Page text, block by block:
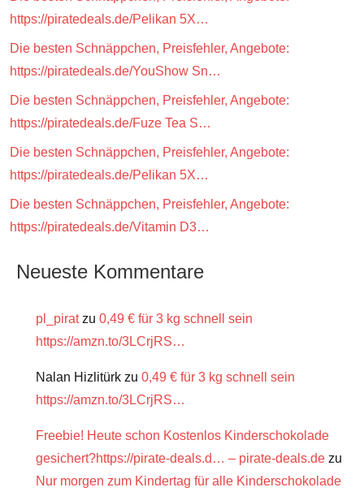
https://piratedeals.de/Pelikan 5X…
Die besten Schnäppchen, Preisfehler, Angebote:
https://piratedeals.de/YouShow Sn…
Die besten Schnäppchen, Preisfehler, Angebote:
https://piratedeals.de/Fuze Tea S…
Die besten Schnäppchen, Preisfehler, Angebote:
https://piratedeals.de/Pelikan 5X…
Die besten Schnäppchen, Preisfehler, Angebote:
https://piratedeals.de/Vitamin D3…
Neueste Kommentare
pl_piratzu 0,49 € für 3 kg schnell sein
https://amzn.to/3LCrjRS…
Nalan Hizlitürk zu 0,49 € für 3 kg schnell sein
https://amzn.to/3LCrjRS…
Freebie! Heute schon Kostenlos Kinderschokolade
gesichert?https://pirate-deals.d… – pirate-deals.de zu
Nur morgen zum Kindertag für alle Kinderschokolade